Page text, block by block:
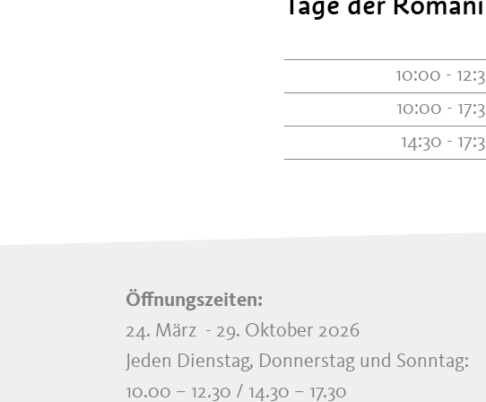
10:00 -
10:00 -
14:30 -
Öffnungszeiten:
24. März - 29. Oktober 2026
Jeden Dienstag, Donnerstag und Sonntag:
10.00 – 12.30 / 14.30 – 17.30